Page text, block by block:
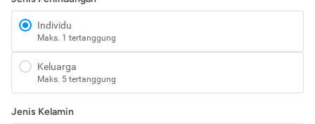
Individu
Maks. 1 tertanggung
Keluarga
Maks. 5 tertanggung
Jenis Kelamin